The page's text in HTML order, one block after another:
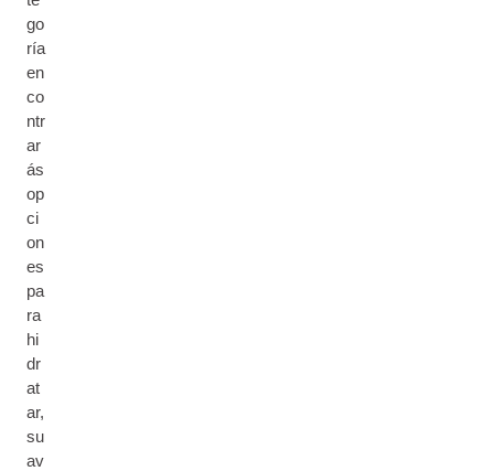
go
ría
en
co
ntr
ar
ás
op
ci
on
es
pa
ra
hi
dr
at
ar,
su
av